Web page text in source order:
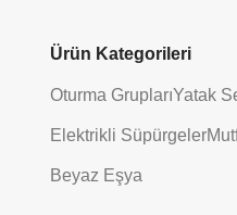
Ürün Kategorileri
Oturma GruplarıYatak
Elektrikli Süpürgeler
Beyaz Eşya